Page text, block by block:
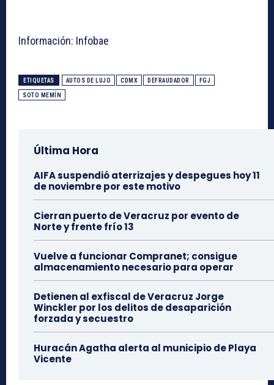
Información: Infobae
ETIQUETAS AUTOS DE LUJO CDMX DEFRAUDADOR FGJ
SOTO MEMÍN
Última Hora
AIFA suspendió aterrizajes y despegues hoy 11
de noviembre por este motivo
Cierran puerto de Veracruz por evento de
Norte y frente frío 13
Vuelve a funcionar Compranet; consigue
almacenamiento necesario para operar
Detienen al exfiscal de Veracruz Jorge
Winckler por los delitos de desaparición
forzada y secuestro
Huracán Agatha alerta al municipio de Playa
Vicente